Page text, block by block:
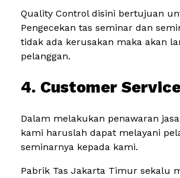
Quality Control disini bertujuan
Pengecekan tas seminar dan
tidak ada kerusakan maka akan
pelanggan.
4. Customer
Dalam melakukan penawaran
kami haruslah dapat melayani
seminarnya kepada kami.
Pabrik Tas Jakarta Timur sekalu